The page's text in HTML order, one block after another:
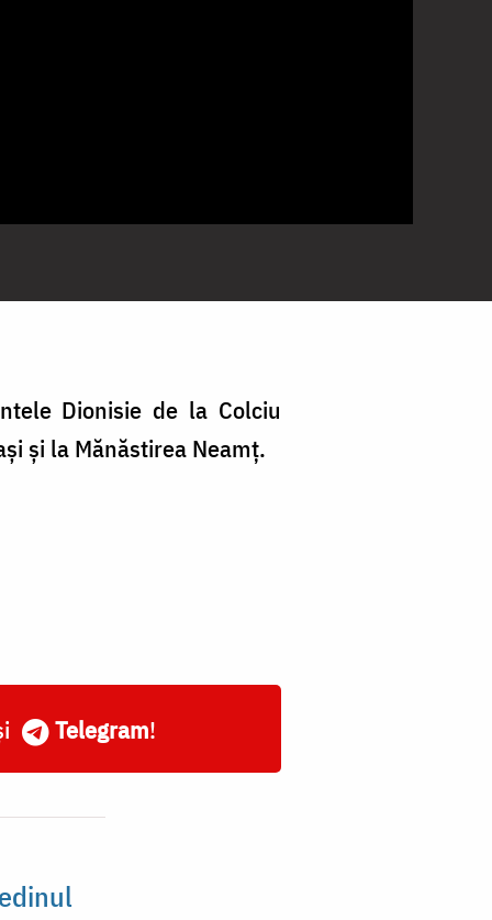
Dionisie de la Colciu
și la Mănăstirea Neamț.
Telegram!